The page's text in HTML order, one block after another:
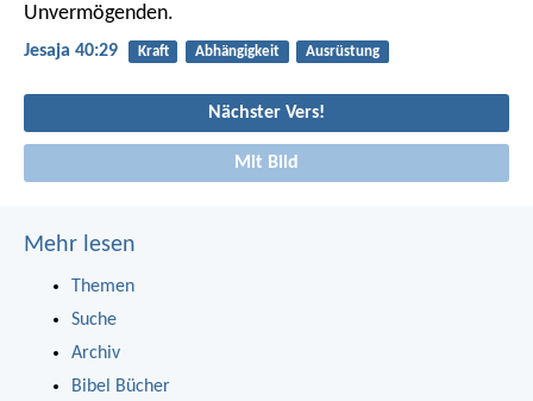
Unvermögenden.
Jesaja 40:29 Kraft Abhängigkeit Ausrüstung
Nächster Vers!
Mit Bild
Mehr lesen
Themen
Suche
Archiv
Bibel Bücher